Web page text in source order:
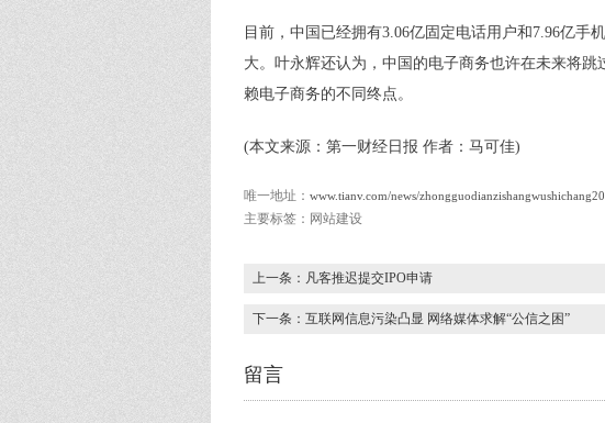
目前，中国已经拥有3.06亿固定电话用户和7.96亿
大。叶永辉还认为，中国的电子商务也许在未来将
赖电子商务的不同终点。
(本文来源：第一财经日报 作者：马可佳)
唯一地址： www.tianv.com/news/
主要标签：网站建设
上一条：凡客推迟提交IPO申请
下一条：互联网信息污染凸显 网络媒体求解“公信之困”
留言